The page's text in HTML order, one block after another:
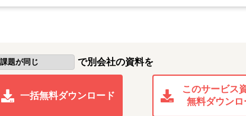
で別会社の資料を
一括無料ダウンロード
このサービス
無料ダウンロ